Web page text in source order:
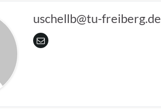
uschellb@tu-freiberg.de